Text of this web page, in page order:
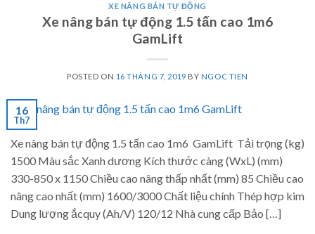
XE NÂNG BÁN TỰ ĐỘNG
Xe nâng bán tự động 1.5 tấn cao 1m6
GamLift
POSTED ON 16 THÁNG 7, 2019 BY NGOC TIEN
16
Th7
Xe nâng bán tự động 1.5 tấn cao 1m6 GamLift Tải trọng (kg)
1500 Màu sắc Xanh dương Kích thước càng (WxL) (mm)
330-850 x 1150 Chiều cao nâng thấp nhất (mm) 85 Chiều cao
nâng cao nhất (mm) 1600/3000 Chất liệu chính Thép hợp kim
Dung lượng ắcquy (Ah/V) 120/12 Nhà cung cấp Bảo […]